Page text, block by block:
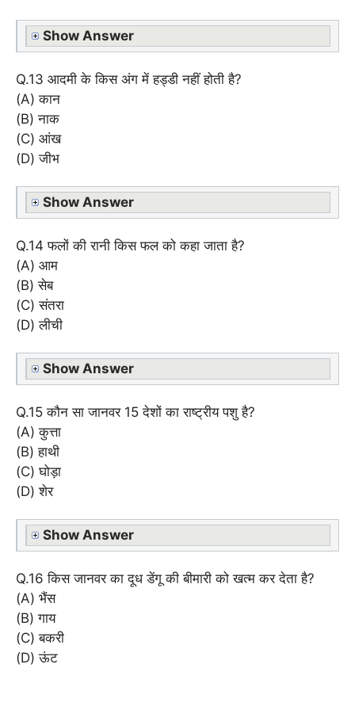
Show Answer
Q.13 आदमी के किस अंग में हड्डी नहीं होती है?
(A) कान
(B) नाक
(C) आंख
(D) जीभ
Show Answer
Q.14 फलों की रानी किस फल को कहा जाता है?
(A) आम
(B) सेब
(C) संतरा
(D) लीची
Show Answer
Q.15 कौन सा जानवर 15 देशों का राष्ट्रीय पशु है?
(A) कुत्ता
(B) हाथी
(C) घोड़ा
(D) शेर
Show Answer
Q.16 किस जानवर का दूध डेंगू की बीमारी को खत्म कर देता है?
(A) भैंस
(B) गाय
(C) बकरी
(D) ऊंट